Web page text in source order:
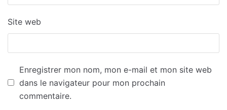
Site web
Enregistrer mon nom, mon e-mail et mon site web
dans le navigateur pour mon prochain
commentaire.